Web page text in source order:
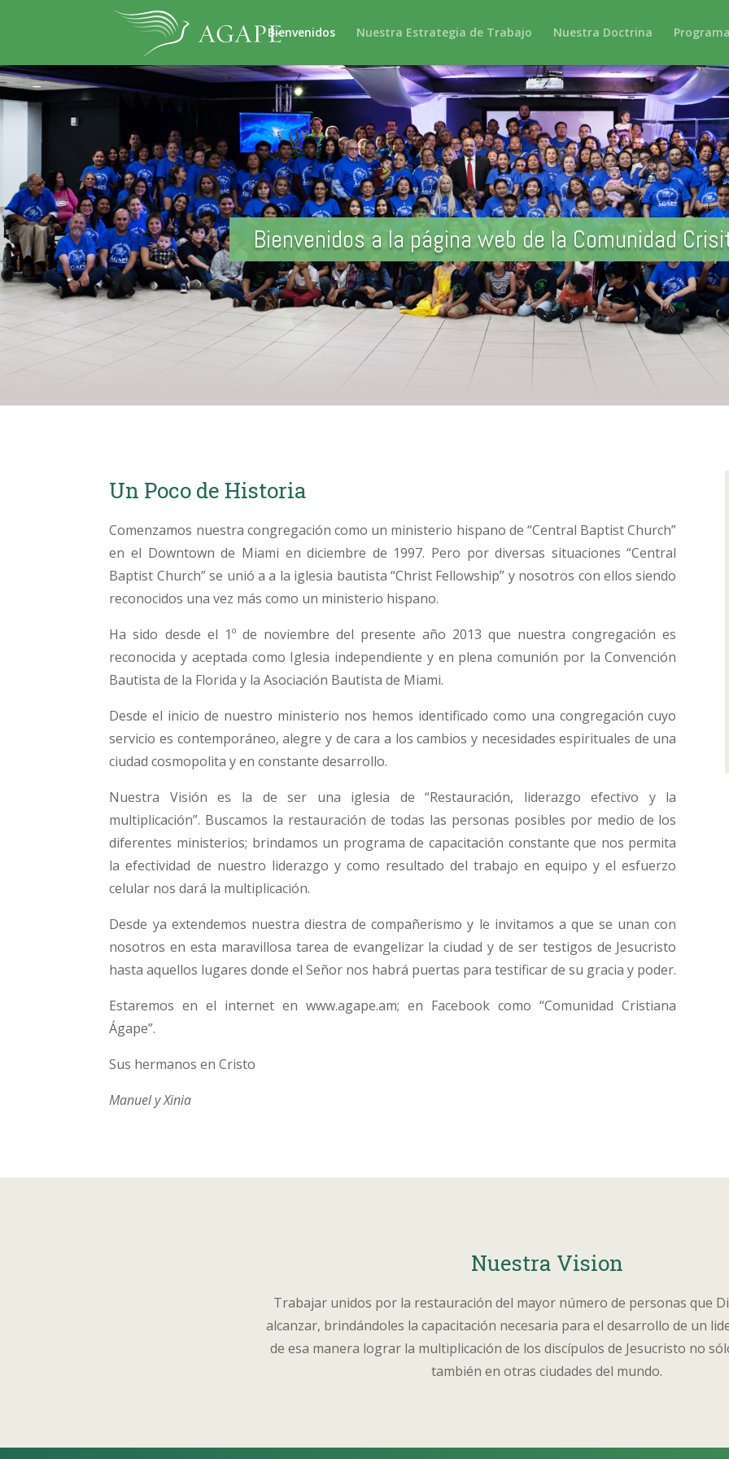
Bienvenidos Nuestra Estrategia de Trabajo Nuestra Doctrina
Bienvenidos a la página web de la Comunidad
Un Poco de Historia
Comenzamos nuestra congregación como un ministerio hispano de “Central Baptist Church”
en el Downtown de Miami en diciembre de 1997. Pero por diversas situaciones “Central
Baptist Church” se unió a a la iglesia bautista “Christ Fellowship” y nosotros con ellos siendo
reconocidos una vez más como un ministerio hispano.
Ha sido desde el 1º de noviembre del presente año 2013 que nuestra congregación es
reconocida y aceptada como Iglesia independiente y en plena comunión por la Convención
Bautista de la Florida y la Asociación Bautista de Miami.
Desde el inicio de nuestro ministerio nos hemos identificado como una congregación cuyo
servicio es contemporáneo, alegre y de cara a los cambios y necesidades espirituales de una
ciudad cosmopolita y en constante desarrollo.
Nuestra Visión es la de ser una iglesia de “Restauración, liderazgo efectivo y la
multiplicación”. Buscamos la restauración de todas las personas posibles por medio de los
diferentes ministerios; brindamos un programa de capacitación constante que nos permita
la efectividad de nuestro liderazgo y como resultado del trabajo en equipo y el esfuerzo
celular nos dará la multiplicación.
Desde ya extendemos nuestra diestra de compañerismo y le invitamos a que se unan con
nosotros en esta maravillosa tarea de evangelizar la ciudad y de ser testigos de Jesucristo
hasta aquellos lugares donde el Señor nos habrá puertas para testificar de su gracia y poder.
Estaremos en el internet en www.agape.am; en Facebook como “Comunidad Cristiana
Ágape”.
Sus hermanos en Cristo
Manuel y Xinia
Nuestra Vision
Trabajar unidos por la restauración del mayor número de personas que
alcanzar, brindándoles la capacitación necesaria para el desarrollo de un
de esa manera lograr la multiplicación de los discípulos de Jesucristo no
también en otras ciudades del mundo.